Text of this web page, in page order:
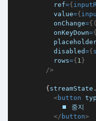
ref={
value={
onChange={ (
onKeyDown={
disabled={
rows={1 }
/>
{streamState .
<button
</ button>